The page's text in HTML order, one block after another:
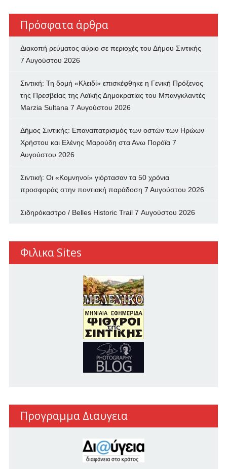
Πρόσφατα άρθρα
Διακοπή ρεύματος αύριο σε περιοχές του Δήμου Σιντικής
7 Αυγούστου 2026
Σιντική: Τη δομή «Κλειδί» επισκέφθηκε η Γενική Πρόξενος
της Πρεσβείας της Λαϊκής Δημοκρατίας του Μπανγκλαντές
Marzia Sultana 7 Αυγούστου 2026
Δήμος Σιντικής: Επαναπατρισμός των oστών των Ηρώων
Χρήστου και Ελένης Μαρούδη στα Ανω Πορόϊα 7
Αυγούστου 2026
Σιντική: Οι «Κομνηνοί» γιόρτασαν τα 50 χρόνια
προσφοράς στην ποντιακή παράδοση 7 Αυγούστου 2026
Σιδηρόκαστρο / Belles Historic Trail 7 Αυγούστου 2026
Φιλικα Sites
Προγραμμα Διαυγεια